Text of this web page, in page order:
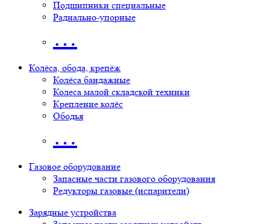
Подшипники специальные
Радиально-упорные
…
Колёса, обода, крепёж
Колёса бандажные
Колеса малой складской техники
Крепление колёс
Ободья
…
Газовое оборудование
Запасные части газового оборудования
Редукторы газовые (испарители)
Зарядные устройства